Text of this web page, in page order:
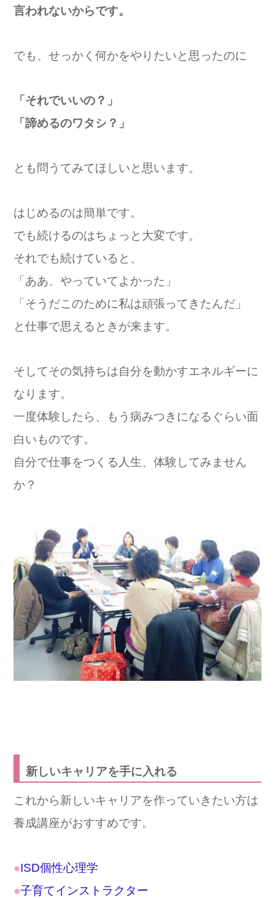
言われないからです。
でも、せっかく何かをやりたいと思ったのに
「それでいいの？」
「諦めるのワタシ？」
とも問うてみてほしいと思います。
はじめるのは簡単です。
でも続けるのはちょっと大変です。
それでも続けていると、
「ああ、やっていてよかった」
「そうだこのために私は頑張ってきたんだ」
と仕事で思えるときが来ます。
そしてその気持ちは自分を動かすエネルギーに
なります。
一度体験したら、もう病みつきになるぐらい面
白いものです。
自分で仕事をつくる人生、体験してみません
か？
新しいキャリアを手に入れる
これから新しいキャリアを作っていきたい方は
養成講座がおすすめです。
●ISD個性心理学
●子育てインストラクター